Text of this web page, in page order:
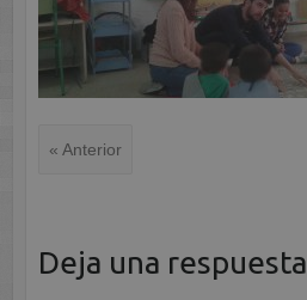
« Anterior
Deja una respuesta